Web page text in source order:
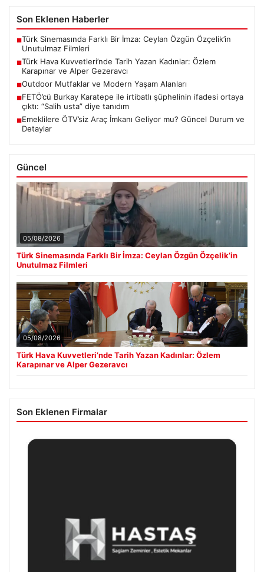
Son Eklenen Haberler
■Türk Sinemasında Farklı Bir İmza: Ceylan Özgün Özçelik’in
Unutulmaz Filmleri
■Türk Hava Kuvvetleri’nde Tarih Yazan Kadınlar: Özlem
Karapınar ve Alper Gezeravcı
■Outdoor Mutfaklar ve Modern Yaşam Alanları
■FETÖ’cü Burkay Karatepe ile irtibatlı şüphelinin ifadesi ortaya
çıktı: “Salih usta” diye tanıdım
■Emeklilere ÖTV’siz Araç İmkanı Geliyor mu? Güncel Durum ve
Detaylar
Güncel
05/08/2026
Türk Sinemasında Farklı Bir İmza: Ceylan Özgün Özçelik’in
Unutulmaz Filmleri
05/08/2026
Türk Hava Kuvvetleri’nde Tarih Yazan Kadınlar: Özlem
Karapınar ve Alper Gezeravcı
Son Eklenen Firmalar